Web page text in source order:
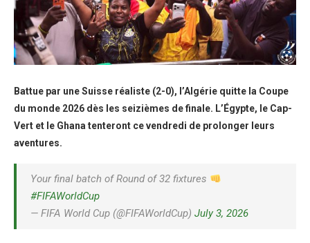
Battue par une Suisse réaliste (2-0), l’Algérie quitte la Coupe
du monde 2026 dès les seizièmes de finale. L’Égypte, le Cap-
Vert et le Ghana tenteront ce vendredi de prolonger leurs
aventures.
Your final batch of Round of 32 fixtures
#FIFAWorldCup
— FIFA World Cup (@FIFAWorldCup) July 3, 2026